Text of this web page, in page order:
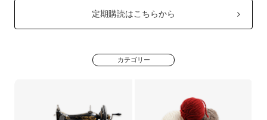
定期購読はこちらから
カテゴリー